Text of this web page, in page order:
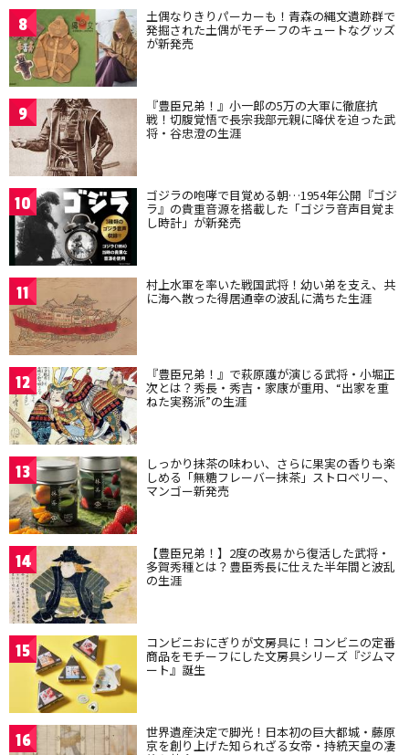
8 土偶なりきりパーカーも！青森の縄文遺跡群で
発掘された土偶がモチーフのキュートなグッズ
が新発売
9 『豊臣兄弟！』小一郎の5万の大軍に徹底抗
戦！切腹覚悟で長宗我部元親に降伏を迫った武
将・谷忠澄の生涯
10 ゴジラの咆哮で目覚める朝…1954年公開『ゴジ
ラ』の貴重音源を搭載した「ゴジラ音声目覚ま
し時計」が新発売
11 村上水軍を率いた戦国武将！幼い弟を支え、共
に海へ散った得居通幸の波乱に満ちた生涯
12 『豊臣兄弟！』で萩原護が演じる武将・小堀正
次とは？秀長・秀吉・家康が重用、“出家を重
ねた実務派”の生涯
13 しっかり抹茶の味わい、さらに果実の香りも楽
しめる「無糖フレーバー抹茶」ストロベリー、
マンゴー新発売
14 【豊臣兄弟！】2度の改易から復活した武将・
多賀秀種とは？豊臣秀長に仕えた半年間と波乱
の生涯
15 コンビニおにぎりが文房具に！コンビニの定番
商品をモチーフにした文房具シリーズ『ジムマ
ート』誕生
16 世界遺産決定で脚光！日本初の巨大都城・藤原
京を創り上げた知られざる女帝・持統天皇の凄